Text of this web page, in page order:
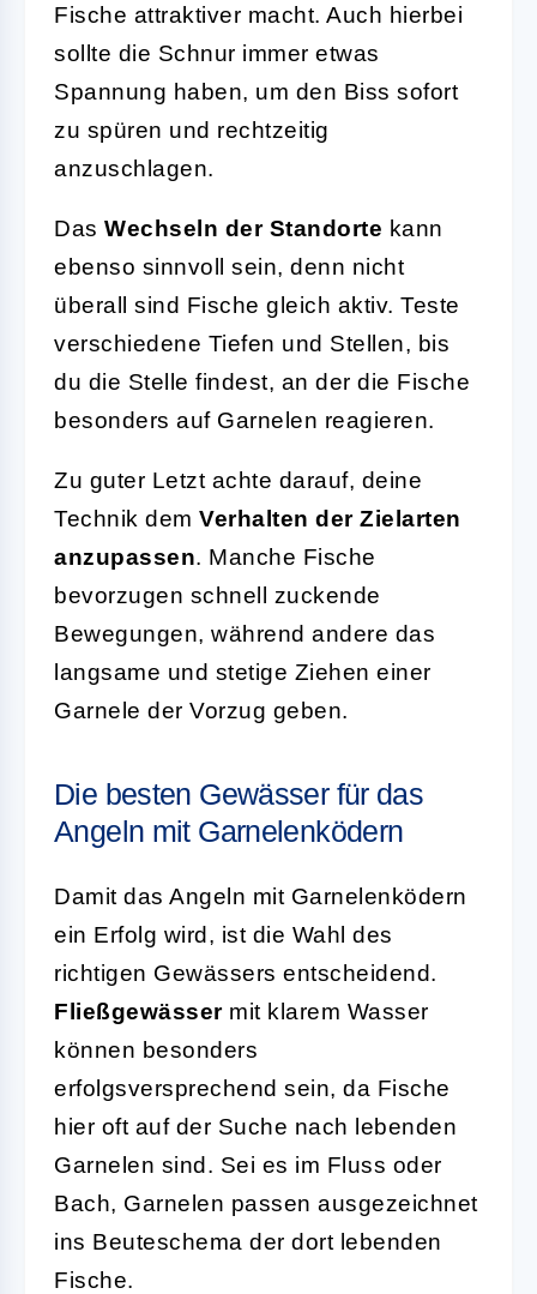
Fische attraktiver macht. Auch hierbei
sollte die Schnur immer etwas
Spannung haben, um den Biss sofort
zu spüren und rechtzeitig
anzuschlagen.
Das Wechseln der Standorte kann
ebenso sinnvoll sein, denn nicht
überall sind Fische gleich aktiv. Teste
verschiedene Tiefen und Stellen, bis
du die Stelle findest, an der die Fische
besonders auf Garnelen reagieren.
Zu guter Letzt achte darauf, deine
Technik dem Verhalten der Zielarten
anzupassen. Manche Fische
bevorzugen schnell zuckende
Bewegungen, während andere das
langsame und stetige Ziehen einer
Garnele der Vorzug geben.
Die besten Gewässer für das
Angeln mit Garnelenködern
Damit das Angeln mit Garnelenködern
ein Erfolg wird, ist die Wahl des
richtigen Gewässers entscheidend.
Fließgewässermit klarem Wasser
können besonders
erfolgsversprechend sein, da Fische
hier oft auf der Suche nach lebenden
Garnelen sind. Sei es im Fluss oder
Bach, Garnelen passen ausgezeichnet
ins Beuteschema der dort lebenden
Fische.